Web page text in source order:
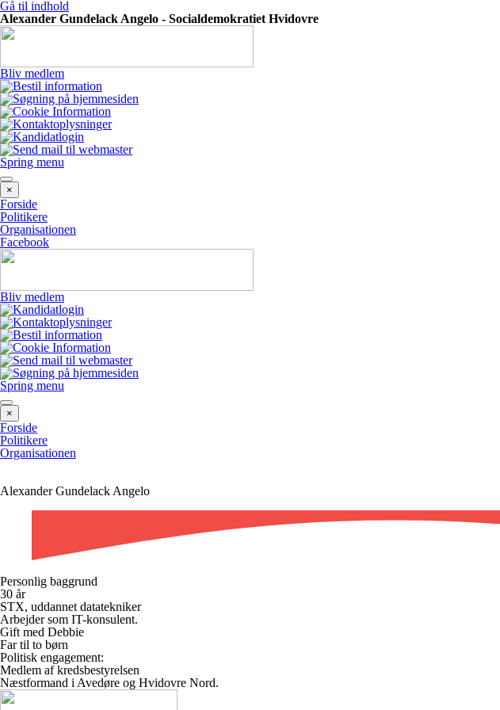
Gå til indhold
Alexander Gundelack Angelo - Socialdemokratiet Hvidovre
Bliv medlem
Spring menu
×
Forside
Politikere
Organisationen
Facebook
Bliv medlem
Spring menu
×
Forside
Politikere
Organisationen
Alexander Gundelack Angelo
Personlig baggrund
30 år
STX, uddannet datatekniker
Arbejder som IT-konsulent.
Gift med Debbie
Far til to børn
Politisk engagement:
Medlem af kredsbestyrelsen
Næstformand i Avedøre og Hvidovre Nord.